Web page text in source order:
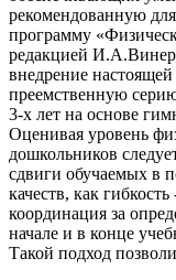
рекомендованную
программу
редакцией И.А.Винер
внедрение
преемственную
3-х лет на основе
Оценивая уровень
дошкольников
сдвиги обучаемых в
качеств, как
координация за
начале и в конце
Такой подход